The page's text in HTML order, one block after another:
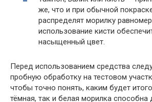
же, что и при обычной
распределят морилку
использование кисти
насыщенный цвет.
Перед использованием средства
пробную обработку на тестовом
чтобы точно понять, каким будет
тёмная, так и белая морилка способна